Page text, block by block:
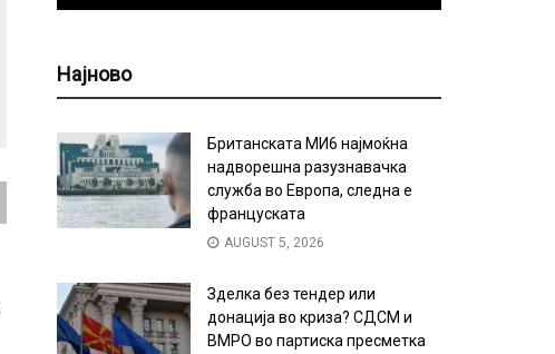
Најново
Британската МИ6 најмоќна
надворешна разузнавачка
служба во Европа, следна е
француската
AUGUST 5, 2026
Зделка без тендер или
донација во криза? СДСМ и
ВМРО во партиска пресметка